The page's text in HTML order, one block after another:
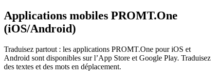
Applications mobiles PROMT.One
(iOS/Android)
Traduisez partout : les applications PROMT.One pour iOS et
Android sont disponibles sur l’App Store et Google Play. Traduisez
des textes et des mots en déplacement.